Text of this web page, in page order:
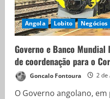
Angola Lobito Negócios
Governo e Banco
de coordenação para o
Goncalo Fontoura 2 de
O Governo angolano,